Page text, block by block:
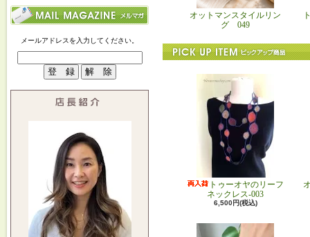
メールアドレスを入力してください。
オットマンスタイルリン
グ 049
トゥーオヤのリーフ
ネックレス-003
6,500円(税込)